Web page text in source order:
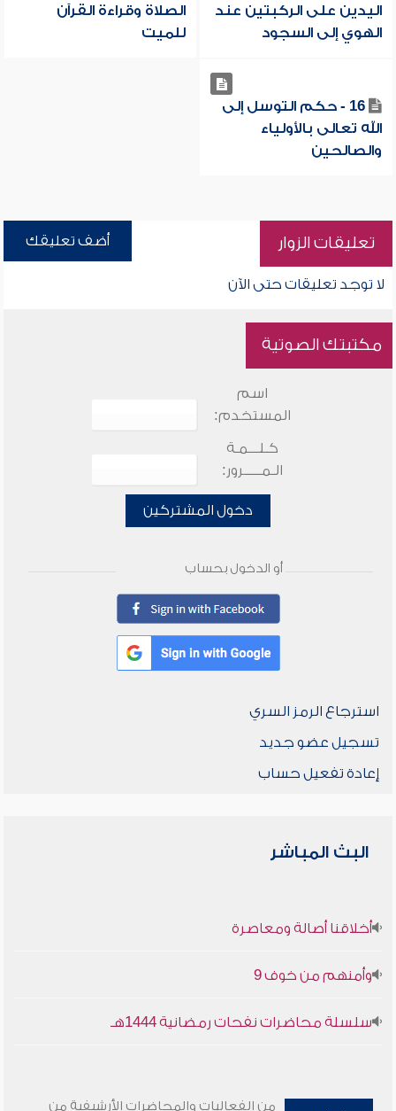
اليدين على الركبتين عند
الهوي إلى السجود
الصلاة وقراءة القرآن
للميت
16 - حكم التوسل إلى
الله تعالى بالأولياء
والصالحين
تعليقات الزوار أضف تعليقك
لا توجد تعليقات حتى الآن
مكتبتك الصوتية
اسم
المستخدم:
كـلـــمـة
الـمـــــرور:
دخول المشتركين
أو الدخول بحساب
استرجاع الرمز السري
تسجيل عضو جديد
إعادة تفعيل حساب
البث المباشر
أخلاقنا أصالة ومعاصرة
وأمنهم من خوف 9
سلسلة محاضرات نفحات رمضانية 1444هـ
من الفعاليات والمحاضرات الأرشيفية من